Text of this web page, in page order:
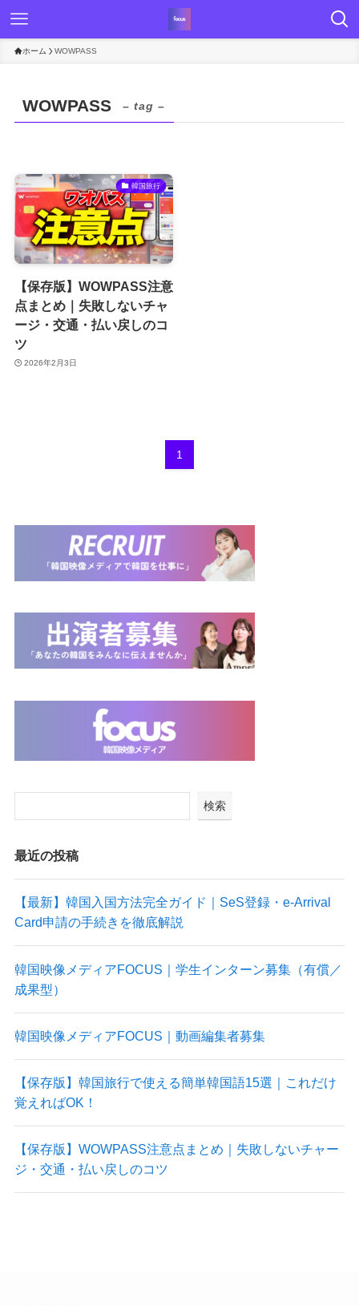
ホーム WOWPASS
WOWPASS – tag –
韓国旅行
【保存版】WOWPASS注意
点まとめ｜失敗しないチャ
ージ・交通・払い戻しのコ
ツ
2026年2月3日
1
検索
最近の投稿
【最新】韓国入国方法完全ガイド｜SeS登録・e-Arrival
Card申請の手続きを徹底解説
韓国映像メディアFOCUS｜学生インターン募集（有償／
成果型）
韓国映像メディアFOCUS｜動画編集者募集
【保存版】韓国旅行で使える簡単韓国語15選｜これだけ
覚えればOK！
【保存版】WOWPASS注意点まとめ｜失敗しないチャー
ジ・交通・払い戻しのコツ